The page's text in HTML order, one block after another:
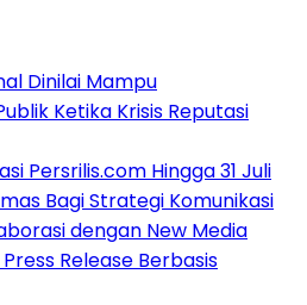
Dinilai Mampu
Ketika Krisis Reputasi
Persrilis.com Hingga 31 Juli
Bagi Strategi Komunikasi
dengan New Media
Release Berbasis